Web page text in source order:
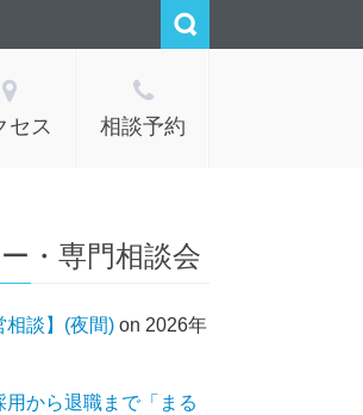
セス 相談予約
・専門相談会
相談】(夜間) on 2026年
用から退職まで「まる